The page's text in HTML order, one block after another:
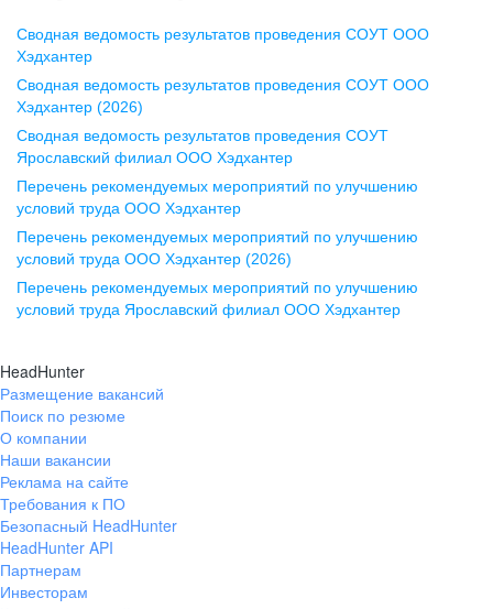
Воронеж
ул. Комиссаржевской, д. 10,
офис 1212
+7 473 280-05-05
pr@vrn.hh.ru
ул. Спартаковская, д. 2А, этаж 3,
помещение 15
+7 843 212-12-50
Екатеринбург
ул. Боевых Дружин, стр. 20,
+7 343 226-79-99
pr@ural.hh.ru
ул. Янковского, д. 169, 7 этаж,
Сводная ведомость результатов проведения СОУТ ООО
Хэдхантер
Сводная ведомость результатов проведения СОУТ ООО
Хэдхантер (2026)
Сводная ведомость результатов проведения СОУТ
Ярославский филиал ООО Хэдхантер
Перечень рекомендуемых мероприятий по улучшению
условий труда ООО Хэдхантер
Перечень рекомендуемых мероприятий по улучшению
условий труда ООО Хэдхантер (2026)
Перечень рекомендуемых мероприятий по улучшению
условий труда Ярославский филиал ООО Хэдхантер
HeadHunter
Размещение вакансий
Поиск по резюме
О компании
Наши вакансии
Реклама на сайте
Требования к ПО
Безопасный HeadHunter
HeadHunter API
Партнерам
Инвесторам